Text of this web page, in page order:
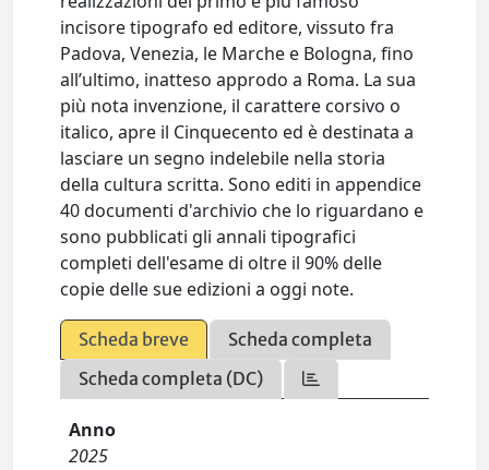
incisore tipografo ed editore, vissuto fra
Padova, Venezia, le Marche e Bologna, fino
all’ultimo, inatteso approdo a Roma. La sua
più nota invenzione, il carattere corsivo o
italico, apre il Cinquecento ed è destinata a
lasciare un segno indelebile nella storia
della cultura scritta. Sono editi in appendice
40 documenti d'archivio che lo riguardano e
sono pubblicati gli annali tipografici
completi dell'esame di oltre il 90% delle
copie delle sue edizioni a oggi note.
Scheda breve
Scheda completa
Scheda completa (DC)
Anno
2025